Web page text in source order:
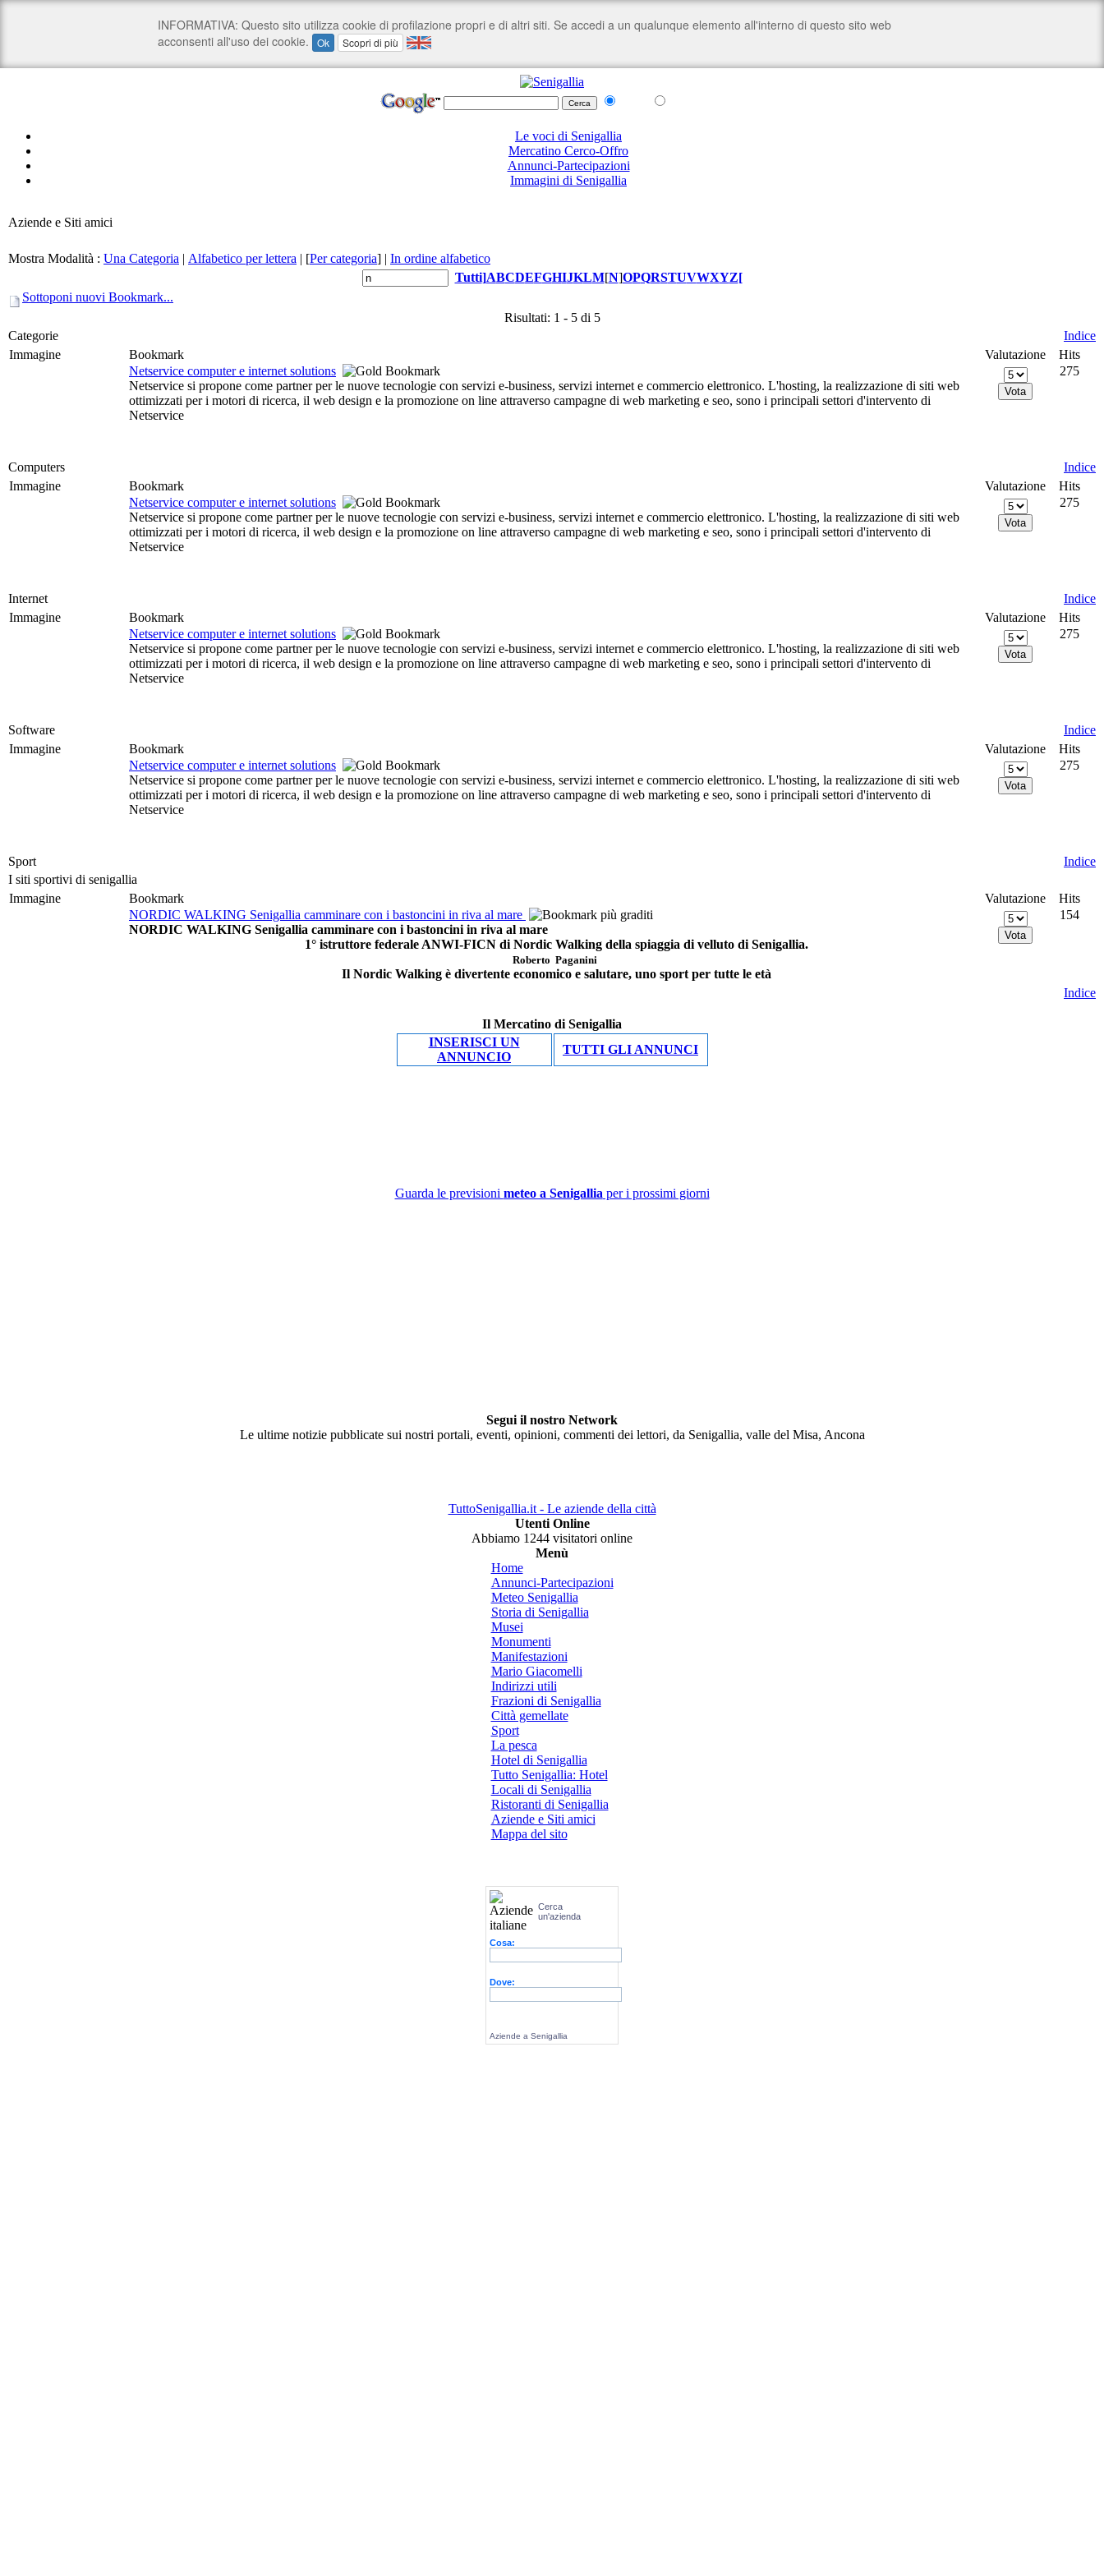
Le voci di Senigallia
Mercatino Cerco-Offro
Annunci-Partecipazioni
Immagini di Senigallia
Aziende e Siti amici
Mostra Modalità : Una Categoria | Alfabetico per lettera | [Per categoria] | In ordine alfabetico
Tutti]ABCDEFGHIJKLM[N]OPQRSTUVWXYZ[
Sottoponi nuovi Bookmark...
Risultati: 1 - 5 di 5
Categorie
Indice
Immagine
Bookmark Valutazione
Hits
Netservice computer e internet solutions
Netservice si propone come partner per le nuove tecnologie con servizi e-business, servizi internet e commercio elettronico. L'hosting, la realizzazione di siti web
ottimizzati per i motori di ricerca, il web design e la promozione on line attraverso campagne di web marketing e seo, sono i principali settori d'intervento di
Netservice
275
Computers
Indice
Immagine
Bookmark Valutazione
Hits
Netservice computer e internet solutions
Netservice si propone come partner per le nuove tecnologie con servizi e-business, servizi internet e commercio elettronico. L'hosting, la realizzazione di siti web
ottimizzati per i motori di ricerca, il web design e la promozione on line attraverso campagne di web marketing e seo, sono i principali settori d'intervento di
Netservice
275
Internet
Indice
Immagine
Bookmark Valutazione
Hits
Netservice computer e internet solutions
Netservice si propone come partner per le nuove tecnologie con servizi e-business, servizi internet e commercio elettronico. L'hosting, la realizzazione di siti web
ottimizzati per i motori di ricerca, il web design e la promozione on line attraverso campagne di web marketing e seo, sono i principali settori d'intervento di
Netservice
275
Software
Indice
Immagine
Bookmark Valutazione
Hits
Netservice computer e internet solutions
Netservice si propone come partner per le nuove tecnologie con servizi e-business, servizi internet e commercio elettronico. L'hosting, la realizzazione di siti web
ottimizzati per i motori di ricerca, il web design e la promozione on line attraverso campagne di web marketing e seo, sono i principali settori d'intervento di
Netservice
275
Sport
Indice
I siti sportivi di senigallia
Immagine
Bookmark Valutazione
Hits
NORDIC WALKING Senigallia camminare con i bastoncini in riva al mare
NORDIC WALKING Senigallia camminare con i bastoncini in riva al mare
1° istruttore federale ANWI-FICN di Nordic Walking della spiaggia di velluto di Senigallia.
Roberto Paganini
Il Nordic Walking è divertente economico e salutare, uno sport per tutte le età
154
Indice
Il Mercatino di Senigallia
INSERISCI UN
ANNUNCIO
TUTTI GLI ANNUNCI
Guarda le previsioni meteo a Senigallia per i prossimi giorni
Segui il nostro Network
Le ultime notizie pubblicate sui nostri portali, eventi, opinioni, commenti dei lettori, da Senigallia, valle del Misa, Ancona
TuttoSenigallia.it - Le aziende della città
Utenti Online
Abbiamo 1244 visitatori online
Menù
Home
Annunci-Partecipazioni
Meteo Senigallia
Storia di Senigallia
Musei
Monumenti
Manifestazioni
Mario Giacomelli
Indirizzi utili
Frazioni di Senigallia
Città gemellate
Sport
La pesca
Hotel di Senigallia
Tutto Senigallia: Hotel
Locali di Senigallia
Ristoranti di Senigallia
Aziende e Siti amici
Mappa del sito
Cerca
un'azienda
Cosa:
Dove:
Aziende a Senigallia